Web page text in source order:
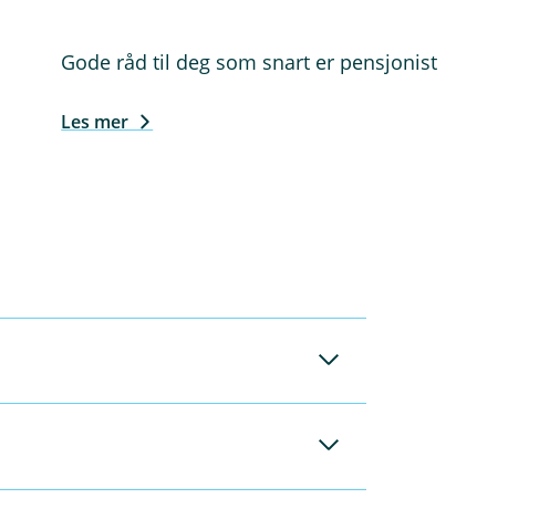
Gode råd til deg som snart er pensjonist
Les mer
en av rådgiverne våre